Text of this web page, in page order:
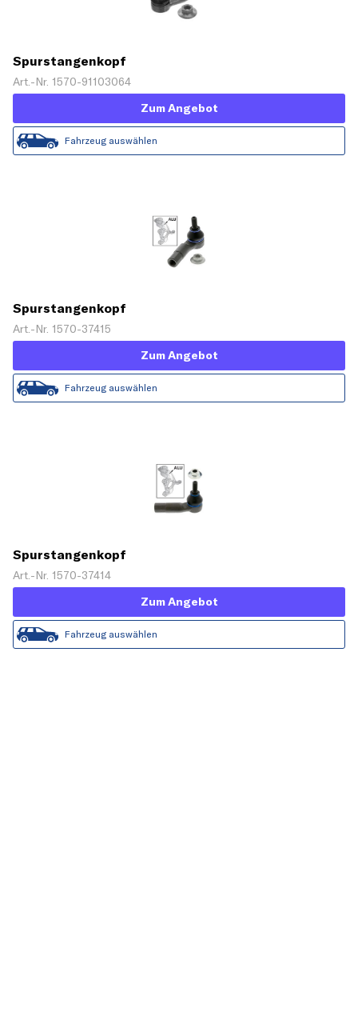
Spurstangenkopf
Art.-Nr. 1570-91103064
Zum Angebot
Fahrzeug auswählen
Spurstangenkopf
Art.-Nr. 1570-37415
Zum Angebot
Fahrzeug auswählen
Spurstangenkopf
Art.-Nr. 1570-37414
Zum Angebot
Fahrzeug auswählen